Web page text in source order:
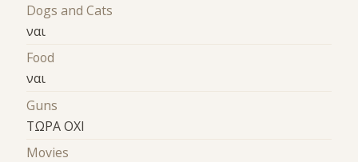
Dogs and Cats
ναι
Food
ναι
Guns
ΤΩΡΑ ΟΧΙ
Movies